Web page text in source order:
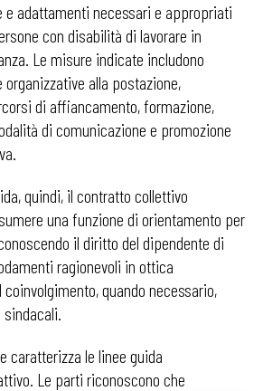
adattamenti necessari e appropriati
con disabilità di lavorare in
Le misure indicate includono
alla postazione,
di affiancamento, formazione,
di comunicazione e promozione
quindi, il contratto collettivo
una funzione di orientamento per
il diritto del dipendente di
ragionevoli in ottica
quando necessario,
caratterizza le linee guida
Le parti riconoscono che